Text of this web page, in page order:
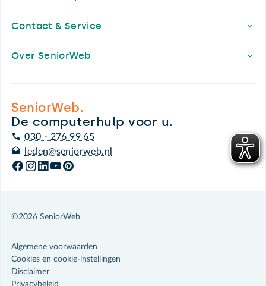
Contact & Service
Over SeniorWeb
SeniorWeb.
De computerhulp voor u.
030 - 276 99 65
leden@seniorweb.nl
©2026 SeniorWeb
Algemene voorwaarden
Cookies en cookie-instellingen
Disclaimer
Privacybeleid